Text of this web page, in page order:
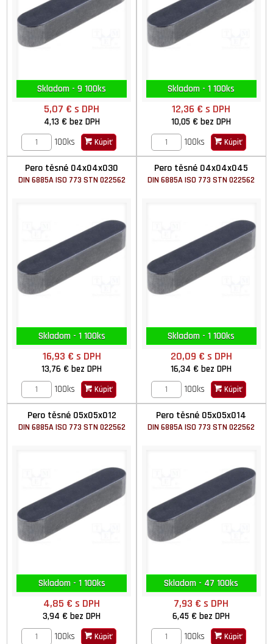
Skladom - 9 100ks
5,07 €s DPH
4,13 € bez DPH
100ks
Kúpiť
Skladom - 1 100ks
12,36 €s DPH
10,05 €bez DPH
100ks
Kúpiť
Pero těsné 04x04x030
DIN 6885A ISO 773 STN 022562
Skladom - 1 100ks
16,93 € s DPH
13,76 €bez DPH
100ks
Kúpiť
Pero těsné 04x04x045
DIN 6885A ISO 773 STN 022562
Skladom - 1 100ks
20,09 € s DPH
16,34 €bez DPH
100ks
Kúpiť
Pero těsné 05x05x012
DIN 6885A ISO 773 STN 022562
Skladom - 1 100ks
4,85 €s DPH
3,94 €bez DPH
100ks
Kúpiť
Pero těsné 05x05x014
DIN 6885A ISO 773 STN 022562
Skladom - 47 100ks
7,93 €s DPH
6,45 €bez DPH
100ks
Kúpiť